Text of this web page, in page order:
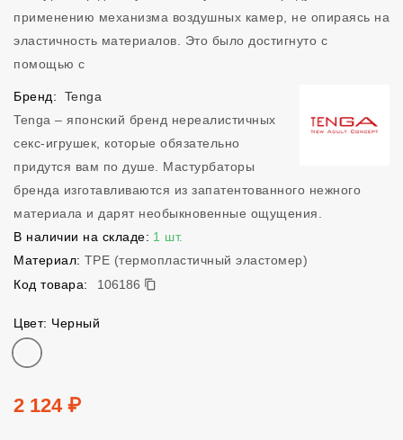
применению механизма воздушных камер, не опираясь на
эластичность материалов. Это было достигнуто с
помощью с
Бренд:
Tenga
Tenga – японский бренд нереалистичных
секс-игрушек, которые обязательно
придутся вам по душе. Мастурбаторы
бренда изготавливаются из запатентованного нежного
материала и дарят необыкновенные ощущения.
В наличии на складе: 1 шт.
Материал: TPE (термопластичный эластомер)
Код товара:
106186
106186
Цвет: Черный
Цвет
Цена
2 124 ₽